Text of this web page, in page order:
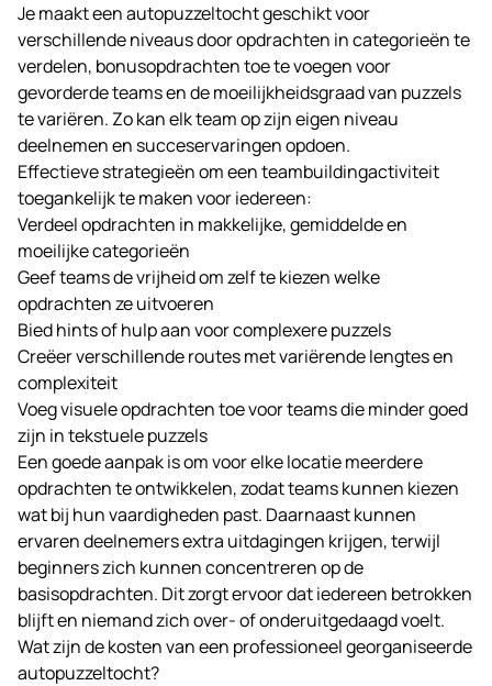
Je maakt een autopuzzeltocht geschikt voor
verschillende niveaus door opdrachten in categorieën te
verdelen, bonusopdrachten toe te voegen voor
gevorderde teams en de moeilijkheidsgraad van puzzels
te variëren. Zo kan elk team op zijn eigen niveau
deelnemen en succeservaringen opdoen.
Effectieve strategieën om een teambuildingactiviteit
toegankelijk te maken voor iedereen:
Verdeel opdrachten in makkelijke, gemiddelde en
moeilijke categorieën
Geef teams de vrijheid om zelf te kiezen welke
opdrachten ze uitvoeren
Bied hints of hulp aan voor complexere puzzels
Creëer verschillende routes met variërende lengtes en
complexiteit
Voeg visuele opdrachten toe voor teams die minder goed
zijn in tekstuele puzzels
Een goede aanpak is om voor elke locatie meerdere
opdrachten te ontwikkelen, zodat teams kunnen kiezen
wat bij hun vaardigheden past. Daarnaast kunnen
ervaren deelnemers extra uitdagingen krijgen, terwijl
beginners zich kunnen concentreren op de
basisopdrachten. Dit zorgt ervoor dat iedereen betrokken
blijft en niemand zich over- of onderuitgedaagd voelt.
Wat zijn de kosten van een professioneel georganiseerde
autopuzzeltocht?